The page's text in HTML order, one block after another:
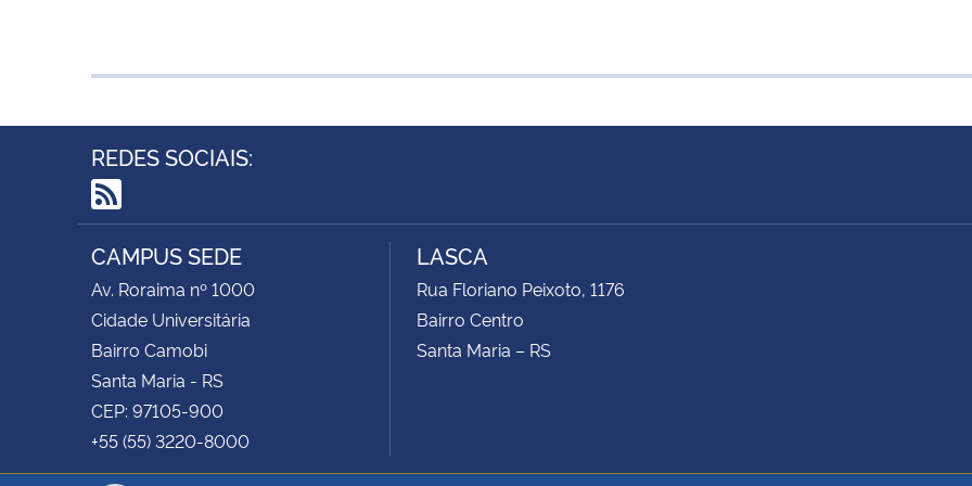
REDES SOCIAIS:
RSS
CAMPUS SEDE
Av. Roraima nº 1000
Cidade Universitária
Bairro Camobi
Santa Maria - RS
CEP: 97105-900
+55 (55) 3220-8000
LASCA
Rua Floriano Peixoto, 1176
Bairro Centro
Santa Maria – RS